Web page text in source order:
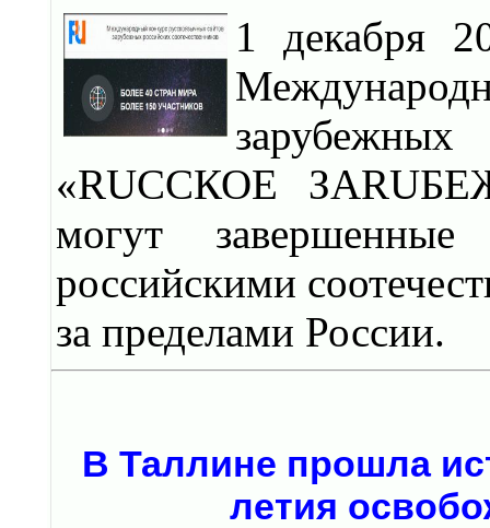
1 декабря
«RUССКОЕ
могут завершенные
российскими
за пределами России.
В Таллине прошла
летия